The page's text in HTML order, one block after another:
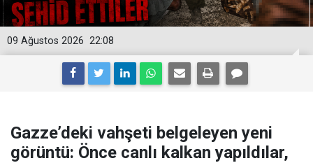
22:08
09 Ağustos 2026
Gazze’deki vahşeti belgeleyen yeni
görüntü: Önce canlı kalkan yapıldılar,